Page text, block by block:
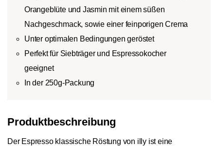
Orangeblüte und Jasmin mit einem süßen
Nachgeschmack, sowie einer feinporigen Crema
Unter optimalen Bedingungen geröstet
Perfekt für Siebträger und Espressokocher
geeignet
In der 250g-Packung
Produktbeschreibung
Der Espresso klassische Röstung von illy ist eine